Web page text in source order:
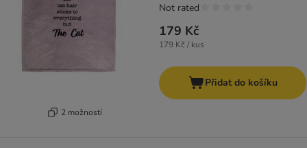
2 možností
179 Kč
179 Kč / kus
Not rated
Přidat do košíku